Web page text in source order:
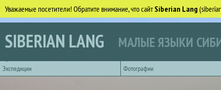
Уважаемые посетители! Обратите внимание, что сайтSiberian Lang
Перейти к основному содержанию
SIBERIAN LANG МАЛЫЕ ЯЗЫКИ
Экспедиции
Фотографии